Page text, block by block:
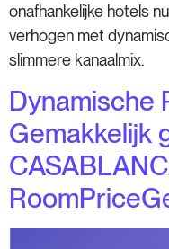
onafhankelijke hotels
verhogen met
slimmere kanaalmix.
Dynamische
Gemakkelijk